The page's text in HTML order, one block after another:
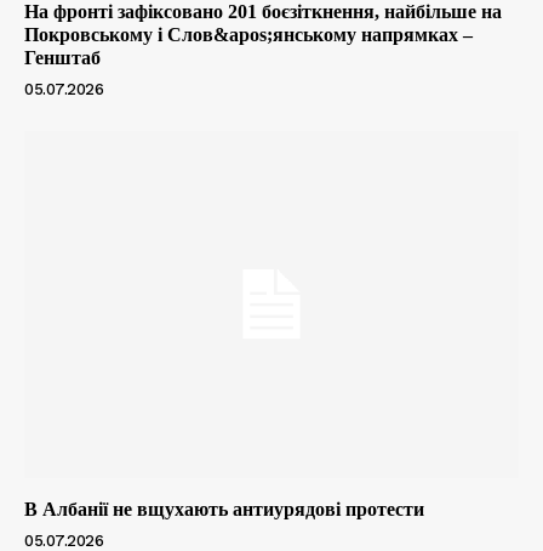
На фронті зафіксовано 201 боєзіткнення, найбільше на
Покровському і Слов&apos;янському напрямках –
Генштаб
05.07.2026
В Албанії не вщухають антиурядові протести
05.07.2026